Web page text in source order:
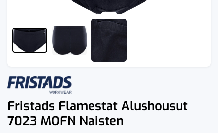
Fristads Flamestat Alushousut
7023 MOFN Naisten